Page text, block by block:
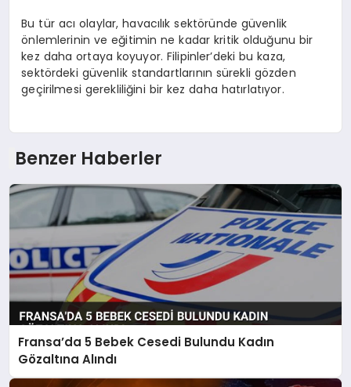
Bu tür acı olaylar, havacılık sektöründe güvenlik
önlemlerinin ve eğitimin ne kadar kritik olduğunu bir
kez daha ortaya koyuyor. Filipinler’deki bu kaza,
sektördeki güvenlik standartlarının sürekli gözden
geçirilmesi gerekliliğini bir kez daha hatırlatıyor.
Benzer Haberler
Fransa’da 5 Bebek Cesedi Bulundu Kadın
Gözaltına Alındı